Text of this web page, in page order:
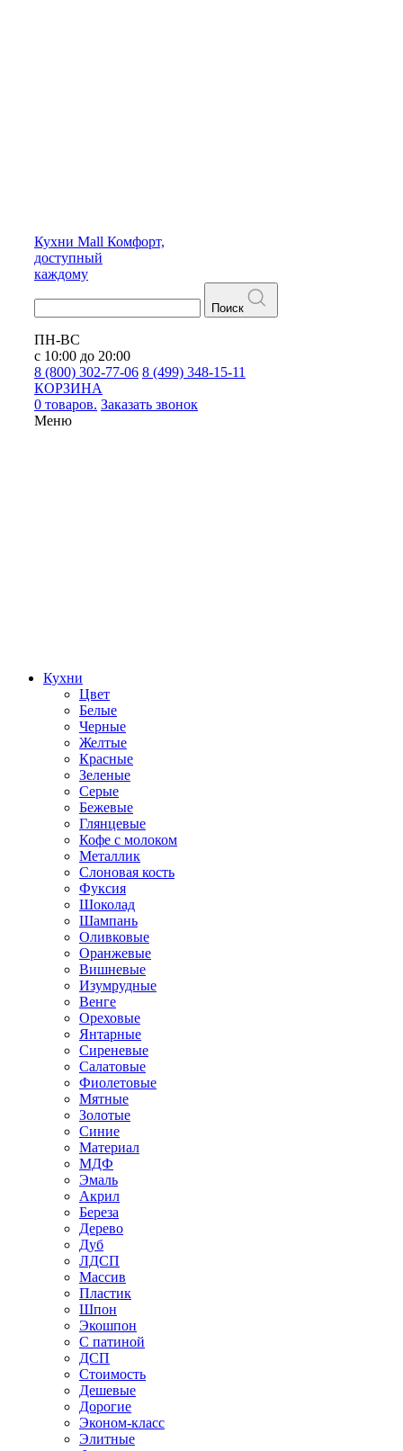
Кухни Mall Комфорт,
доступный
каждому
Поиск
ПН-ВС
с 10:00 до 20:00
8 (800) 302-77-06 8 (499) 348-15-11
КОРЗИНА
0 товаров. Заказать звонок
Меню
Кухни
Цвет
Белые
Черные
Желтые
Красные
Зеленые
Серые
Бежевые
Глянцевые
Кофе с молоком
Металлик
Слоновая кость
Фуксия
Шоколад
Шампань
Оливковые
Оранжевые
Вишневые
Изумрудные
Венге
Ореховые
Янтарные
Сиреневые
Салатовые
Фиолетовые
Мятные
Золотые
Синие
Материал
МДФ
Эмаль
Акрил
Береза
Дерево
Дуб
ЛДСП
Массив
Пластик
Шпон
Экошпон
С патиной
ДСП
Стоимость
Дешевые
Дорогие
Эконом-класс
Элитные